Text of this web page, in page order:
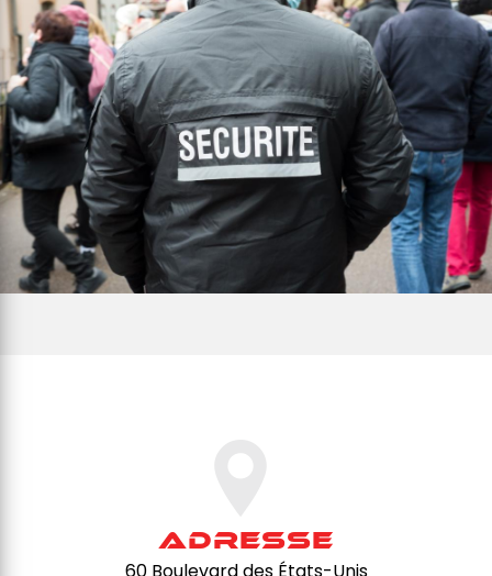
Adresse
60 Boulevard des États-Unis